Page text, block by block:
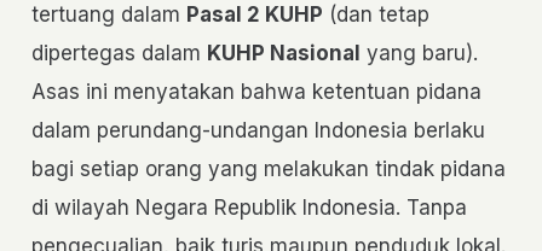
tertuang dalam Pasal 2 KUHP (dan tetap
dipertegas dalam KUHP Nasional yang baru).
Asas ini menyatakan bahwa ketentuan pidana
dalam perundang-undangan Indonesia berlaku
bagi setiap orang yang melakukan tindak pidana
di wilayah Negara Republik Indonesia. Tanpa
pengecualian, baik turis maupun penduduk lokal.